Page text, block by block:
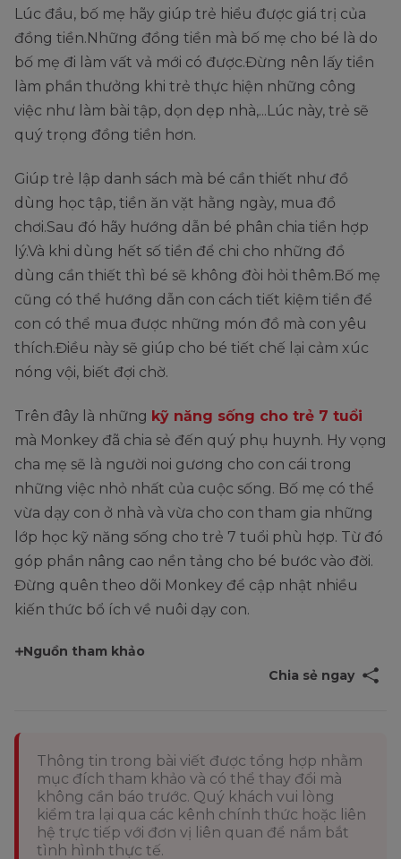
Lúc đầu, bố mẹ hãy giúp trẻ hiểu được giá trị của
đồng tiền.Những đồng tiền mà bố mẹ cho bé là do
bố mẹ đi làm vất vả mới có được.Đừng nên lấy tiền
làm phần thưởng khi trẻ thực hiện những công
việc như làm bài tập, dọn dẹp nhà,...Lúc này, trẻ sẽ
quý trọng đồng tiền hơn.
Giúp trẻ lập danh sách mà bé cần thiết như đồ
dùng học tập, tiền ăn vặt hằng ngày, mua đồ
chơi.Sau đó hãy hướng dẫn bé phân chia tiền hợp
lý.Và khi dùng hết số tiền để chi cho những đồ
dùng cần thiết thì bé sẽ không đòi hỏi thêm.Bố mẹ
cũng có thể hướng dẫn con cách tiết kiệm tiền để
con có thể mua được những món đồ mà con yêu
thích.Điều này sẽ giúp cho bé tiết chế lại cảm xúc
nóng vội, biết đợi chờ.
Trên đây là những kỹ năng sống cho trẻ 7 tuổi
mà Monkey đã chia sẻ đến quý phụ huynh. Hy vọng
cha mẹ sẽ là người noi gương cho con cái trong
những việc nhỏ nhất của cuộc sống. Bố mẹ có thể
vừa dạy con ở nhà và vừa cho con tham gia những
lớp học kỹ năng sống cho trẻ 7 tuổi phù hợp. Từ đó
góp phần nâng cao nền tảng cho bé bước vào đời.
Đừng quên theo dõi Monkey để cập nhật nhiều
kiến thức bổ ích về nuôi dạy con.
Nguồn tham khảo
Chia sẻ ngay
Thông tin trong bài viết được tổng hợp nhằm
mục đích tham khảo và có thể thay đổi mà
không cần báo trước. Quý khách vui lòng
kiểm tra lại qua các kênh chính thức hoặc liên
hệ trực tiếp với đơn vị liên quan để nắm bắt
tình hình thực tế.